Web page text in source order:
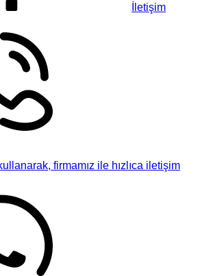
İletişim
firmamız ile hızlıca iletişim